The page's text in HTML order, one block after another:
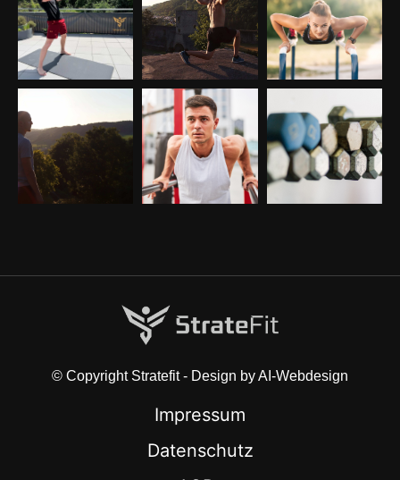
© Copyright Stratefit - Design by AI-Webdesign
Impressum
Datenschutz